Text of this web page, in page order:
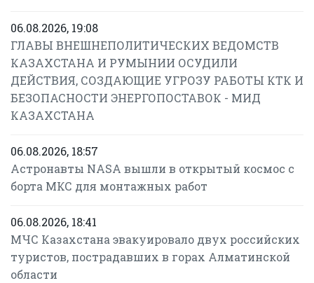
06.08.2026, 19:08
ГЛАВЫ ВНЕШНЕПОЛИТИЧЕСКИХ ВЕДОМСТВ
КАЗАХСТАНА И РУМЫНИИ ОСУДИЛИ
ДЕЙСТВИЯ, СОЗДАЮЩИЕ УГРОЗУ РАБОТЫ КТК И
БЕЗОПАСНОСТИ ЭНЕРГОПОСТАВОК - МИД
КАЗАХСТАНА
06.08.2026, 18:57
Астронавты NASA вышли в открытый космос с
борта МКС для монтажных работ
06.08.2026, 18:41
МЧС Казахстана эвакуировало двух российских
туристов, пострадавших в горах Алматинской
области